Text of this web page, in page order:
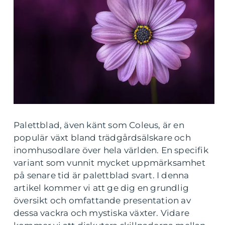
Palettblad, även känt som Coleus, är en
populär växt bland trädgårdsälskare och
inomhusodlare över hela världen. En specifik
variant som vunnit mycket uppmärksamhet
på senare tid är palettblad svart. I denna
artikel kommer vi att ge dig en grundlig
översikt och omfattande presentation av
dessa vackra och mystiska växter. Vidare